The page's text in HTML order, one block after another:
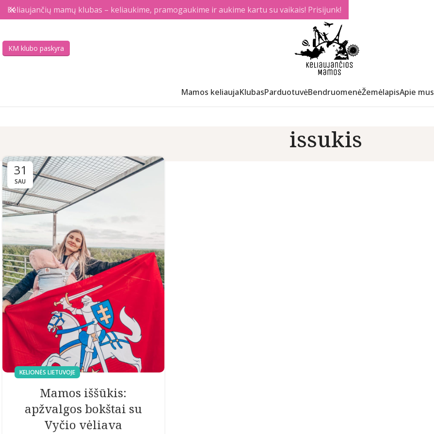
KM klubo paskyra
Mamos keliaujaKlubasParduotuvėBendruomenėŽemėlapisApie mus
issukis
31
SAU
KELIONĖS LIETUVOJE
Mamos iššūkis:
apžvalgos bokštai su
Vyčio vėliava
Keliaujančių mamų klubas – keliaukime, pramogaukime ir aukime kartu su vaikais! Prisijunk!